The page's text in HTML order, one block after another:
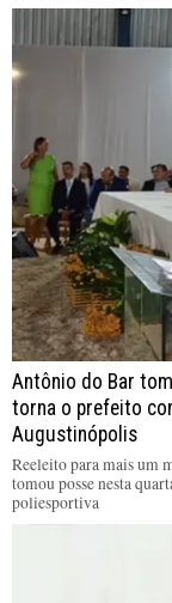
Antônio do Bar
torna o prefeito
Augustinópolis
Reeleito para mais um
tomou posse nesta
poliesportiva